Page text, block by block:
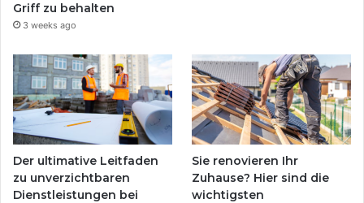
Griff zu behalten
3 weeks ago
Der ultimative Leitfaden
zu unverzichtbaren
Dienstleistungen bei
Sie renovieren Ihr
Zuhause? Hier sind die
wichtigsten